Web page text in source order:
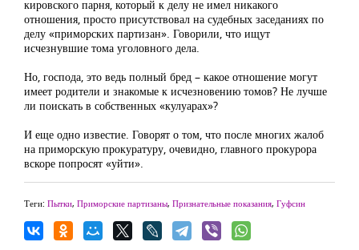
кировского парня, который к делу не имел никакого
отношения, просто присутствовал на судебных заседаниях по
делу «приморских партизан». Говорили, что ищут
исчезнувшие тома уголовного дела.
Но, господа, это ведь полный бред – какое отношение могут
имеет родители и знакомые к исчезновению томов? Не лучше
ли поискать в собственных «кулуарах»?
И еще одно известие. Говорят о том, что после многих жалоб
на приморскую прокуратуру, очевидно, главного прокурора
вскоре попросят «уйти».
Теги: Пытки, Приморские партизаны, Признательные показания, Гуфсин